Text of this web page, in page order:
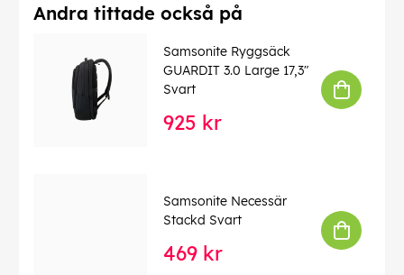
Andra tittade också på
Samsonite Ryggsäck
GUARDIT 3.0 Large 17,3"
Svart
925 kr
Samsonite Necessär
Stackd Svart
469 kr